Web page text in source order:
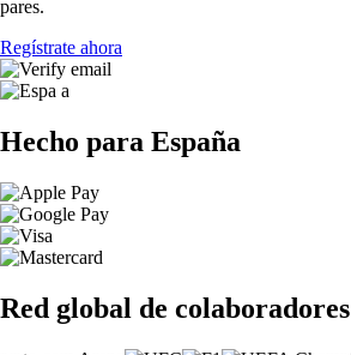
pares.
Regístrate ahora
Hecho para España
Red global de colaboradores